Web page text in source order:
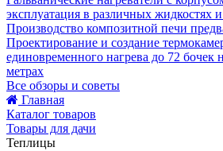
эксплуатация в различных жидкостях
Производство композитной печи
Проектирование и создание
единовременного нагрева до 72 бочек
метрах
Все обзоры и советы
Главная
Каталог товаров
Товары для дачи
Теплицы